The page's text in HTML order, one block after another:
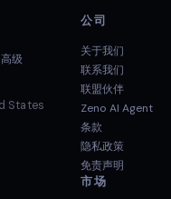
级
States
公司
关于我们
联系我们
联盟伙伴
Zeno AI Agent
条款
隐私政策
免责声明
市场